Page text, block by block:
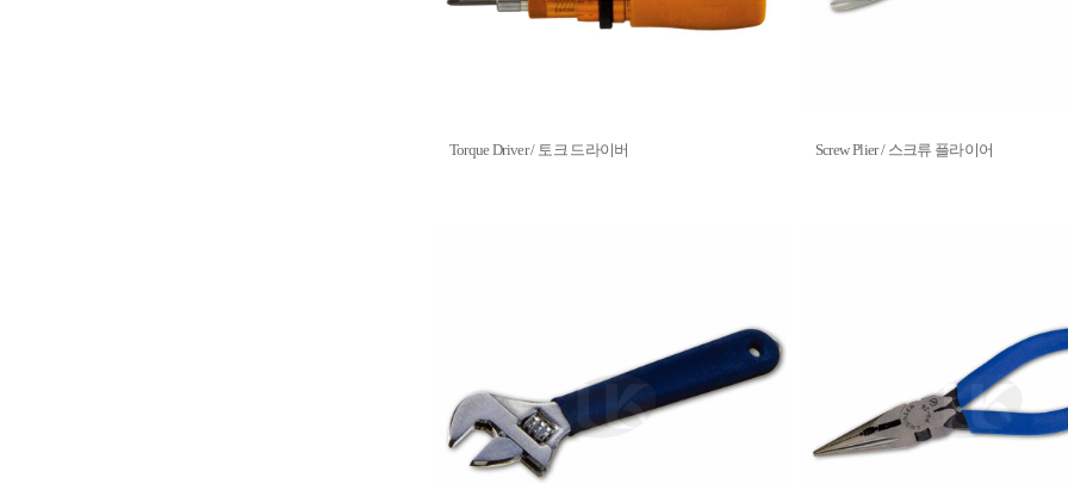
Torque Driver / 토크 드라이버 Screw Plier / 스크류 플라이어